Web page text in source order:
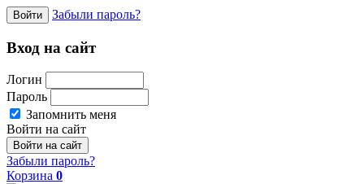
Войти Забыли пароль?
Вход на сайт
Логин
Пароль
Запомнить меня
Войти на сайт
Забыли пароль?
Корзина 0